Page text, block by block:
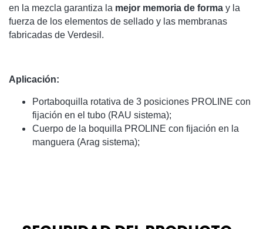
en la mezcla garantiza la mejor memoria de forma y la
fuerza de los elementos de sellado y las membranas
fabricadas de Verdesil.
Aplicación:
Portaboquilla rotativa de 3 posiciones PROLINE con
fijación en el tubo (RAU sistema);
Cuerpo de la boquilla PROLINE con fijación en la
manguera (Arag sistema);